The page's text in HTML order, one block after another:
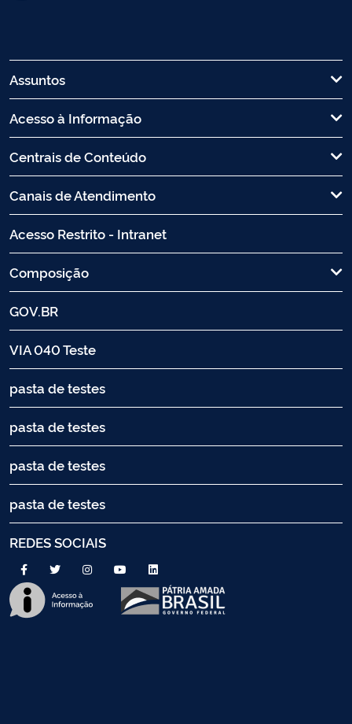
Assuntos
Acesso à Informação
Centrais de Conteúdo
Canais de Atendimento
Acesso Restrito - Intranet
Composição
GOV.BR
VIA 040 Teste
pasta de testes
pasta de testes
pasta de testes
pasta de testes
REDES SOCIAIS